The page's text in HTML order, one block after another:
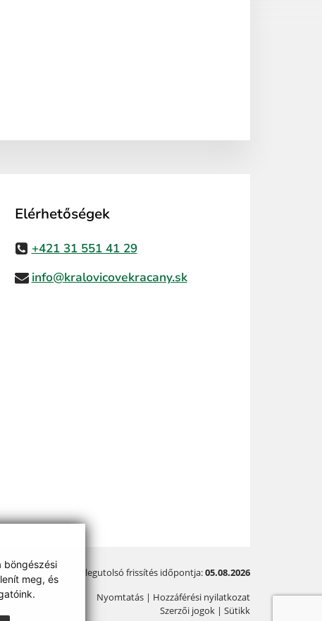
böngészési
meg, és
Elérhetőségek
+421 31 551 41 29
info@kralovicovekracany.sk
A legutolsó frissítés időpontja:05.08.2026
Nyomtatás | Hozzáférési nyilatkozat
Szerzői jogok | Sütikk